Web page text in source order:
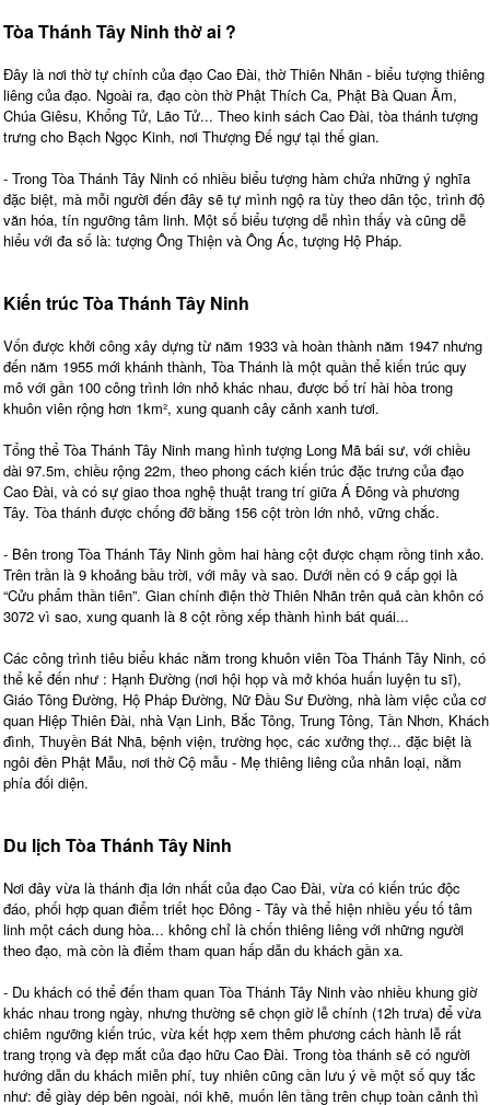
Tòa Thánh Tây Ninh thờ ai ?
Đây là nơi thờ tự chính của đạo Cao Đài, thờ Thiên Nhãn - biểu tượng thiêng
liêng của đạo. Ngoài ra, đạo còn thờ Phật Thích Ca, Phật Bà Quan Âm,
Chúa Giêsu, Khổng Tử, Lão Tử... Theo kinh sách Cao Đài, tòa thánh tượng
trưng cho Bạch Ngọc Kinh, nơi Thượng Đế ngự tại thế gian.
- Trong Tòa Thánh Tây Ninh có nhiều biểu tượng hàm chứa những ý nghĩa
đặc biệt, mà mỗi người đến đây sẽ tự mình ngộ ra tùy theo dân tộc, trình độ
văn hóa, tín ngưỡng tâm linh. Một số biểu tượng dễ nhìn thấy và cũng dễ
hiểu với đa số là: tượng Ông Thiện và Ông Ác, tượng Hộ Pháp.
Kiến trúc Tòa Thánh Tây Ninh
Vốn được khởi công xây dựng từ năm 1933 và hoàn thành năm 1947 nhưng
đến năm 1955 mới khánh thành, Tòa Thánh là một quần thể kiến trúc quy
mô với gần 100 công trình lớn nhỏ khác nhau, được bố trí hài hòa trong
khuôn viên rộng hơn 1km², xung quanh cây cảnh xanh tươi.
Tổng thể Tòa Thánh Tây Ninh mang hình tượng Long Mã bái sư, với chiều
dài 97.5m, chiều rộng 22m, theo phong cách kiến trúc đặc trưng của đạo
Cao Đài, và có sự giao thoa nghệ thuật trang trí giữa Á Đông và phương
Tây. Tòa thánh được chống đỡ bằng 156 cột tròn lớn nhỏ, vững chắc.
- Bên trong Tòa Thánh Tây Ninh gồm hai hàng cột được chạm rồng tinh xảo.
Trên trần là 9 khoảng bầu trời, với mây và sao. Dưới nền có 9 cấp gọi là
“Cửu phẩm thần tiên”. Gian chính điện thờ Thiên Nhãn trên quả càn khôn có
3072 vì sao, xung quanh là 8 cột rồng xếp thành hình bát quái...
Các công trình tiêu biểu khác nằm trong khuôn viên Tòa Thánh Tây Ninh, có
thể kể đến như : Hạnh Đường (nơi hội họp và mở khóa huấn luyện tu sĩ),
Giáo Tông Đường, Hộ Pháp Đường, Nữ Đầu Sư Đường, nhà làm việc của cơ
quan Hiệp Thiên Đài, nhà Vạn Linh, Bắc Tông, Trung Tông, Tần Nhơn, Khách
đình, Thuyền Bát Nhã, bệnh viện, trường học, các xưởng thợ... đặc biệt là
ngôi đền Phật Mẫu, nơi thờ Cộ mẫu - Mẹ thiêng liêng của nhân loại, nằm
phía đối diện.
Du lịch Tòa Thánh Tây Ninh
Nơi đây vừa là thánh địa lớn nhất của đạo Cao Đài, vừa có kiến trúc độc
đáo, phối hợp quan điểm triết học Đông - Tây và thể hiện nhiều yếu tố tâm
linh một cách dung hòa... không chỉ là chốn thiêng liêng với những người
theo đạo, mà còn là điểm tham quan hấp dẫn du khách gần xa.
- Du khách có thể đến tham quan Tòa Thánh Tây Ninh vào nhiều khung giờ
khác nhau trong ngày, nhưng thường sẽ chọn giờ lễ chính (12h trưa) để vừa
chiêm ngưỡng kiến trúc, vừa kết hợp xem thêm phương cách hành lễ rất
trang trọng và đẹp mắt của đạo hữu Cao Đài. Trong tòa thánh sẽ có người
hướng dẫn du khách miễn phí, tuy nhiên cũng cần lưu ý về một số quy tắc
như: để giày dép bên ngoài, nói khẽ, muốn lên tầng trên chụp toàn cảnh thì